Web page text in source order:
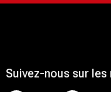
Suivez-nous sur